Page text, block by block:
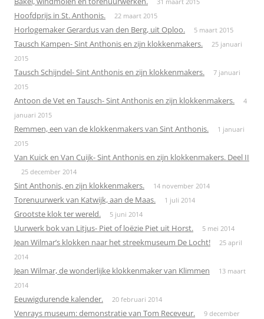
Hoofdprijs in St. Anthonis. 22 maart 2015
Horlogemaker Gerardus van den Berg, uit Oploo. 5 maart 2015
Tausch Kampen- Sint Anthonis en zijn klokkenmakers.
25 januari
2015
Tausch Schijndel- Sint Anthonis en zijn klokkenmakers.
7 januari
2015
Antoon de Vet en Tausch- Sint Anthonis en zijn klokkenmakers.
4
januari 2015
Remmen, een van de klokkenmakers van Sint Anthonis.
1 januari
2015
Van Kuick en Van Cuijk- Sint Anthonis en zijn klokkenmakers. Deel II
25 december 2014
Sint Anthonis, en zijn klokkenmakers. 14 november 2014
Torenuurwerk van Katwijk, aan de Maas. 1 juli 2014
Grootste klok ter wereld. 5 juni 2014
Uurwerk bok van Litjus- Piet of loëzie Piet uit Horst. 5 mei 2014
Jean Wilmar’s klokken naar het streekmuseum De Locht!
25 april
2014
Jean Wilmar, de wonderlijke klokkenmaker van Klimmen
13 maart
2014
Eeuwigdurende kalender. 20 februari 2014
Venrays museum: demonstratie van Tom Receveur.
9 december